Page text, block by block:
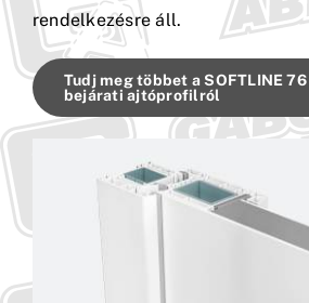
rendelkezésre áll.
Tudj meg többet a SOFTLINE
bejárati ajtóprofilról